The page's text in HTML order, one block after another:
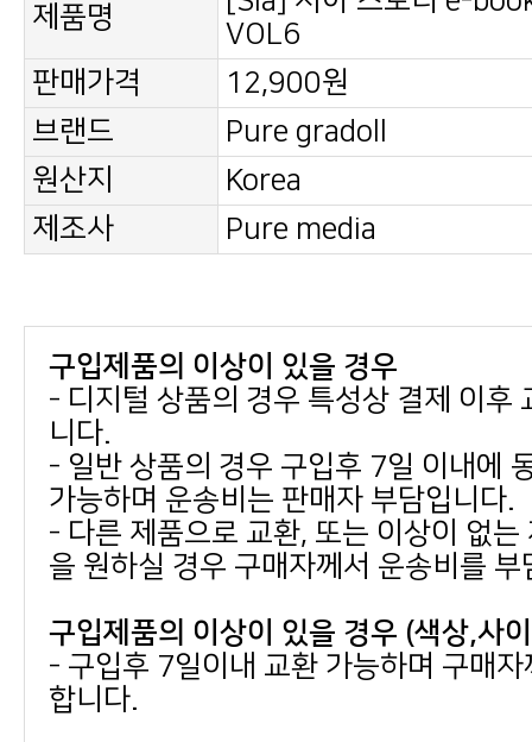
제품명
VOL6
판매가격
12,900원
브랜드
Pure gradoll
원산지
Korea
제조사
Pure media
구입제품의 이상이 있을 경우
니다.
가능하며 운송비는 판매자 부담입니다.
을 원하실 경우 구매자께서 운송비를 부
구입제품의 이상이 있을 경우 (색상,사
합니다.